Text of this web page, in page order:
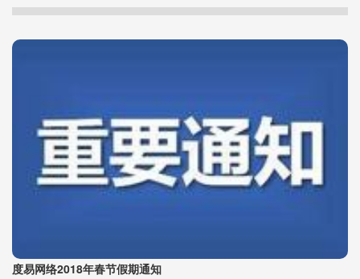
度易网络2018年春节假期通知